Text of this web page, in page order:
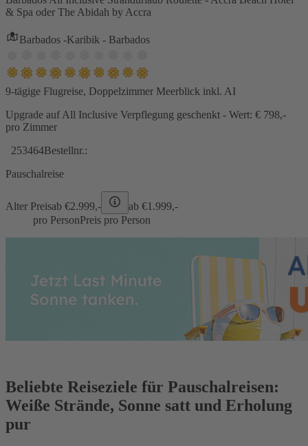
& Spa oder The Abidah by Accra
Barbados -Karibik - Barbados
9-tägige Flugreise, Doppelzimmer Meerblick inkl. AI
Upgrade auf All Inclusive Verpflegung geschenkt - Wert: € 798,-
pro Zimmer
253464Bestellnr.:
Pauschalreise
Alter Preisab €2.999,- ab €1.999,-
pro PersonPreis pro Person
Beliebte Reiseziele für Pauschalreisen:
Weiße Strände, Sonne satt und Erholung
pur